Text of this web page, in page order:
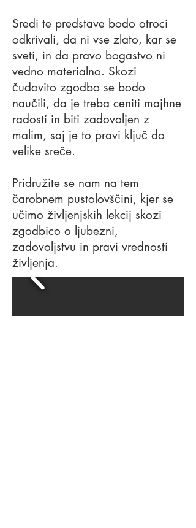
Sredi te predstave bodo otroci
odkrivali, da ni vse zlato, kar se
sveti, in da pravo bogastvo ni
vedno materialno. Skozi
čudovito zgodbo se bodo
naučili, da je treba ceniti majhne
radosti in biti zadovoljen z
malim, saj je to pravi ključ do
velike sreče.
Pridružite se nam na tem
čarobnem pustolovščini, kjer se
učimo življenjskih lekcij skozi
zgodbico o ljubezni,
zadovoljstvu in pravi vrednosti
življenja.